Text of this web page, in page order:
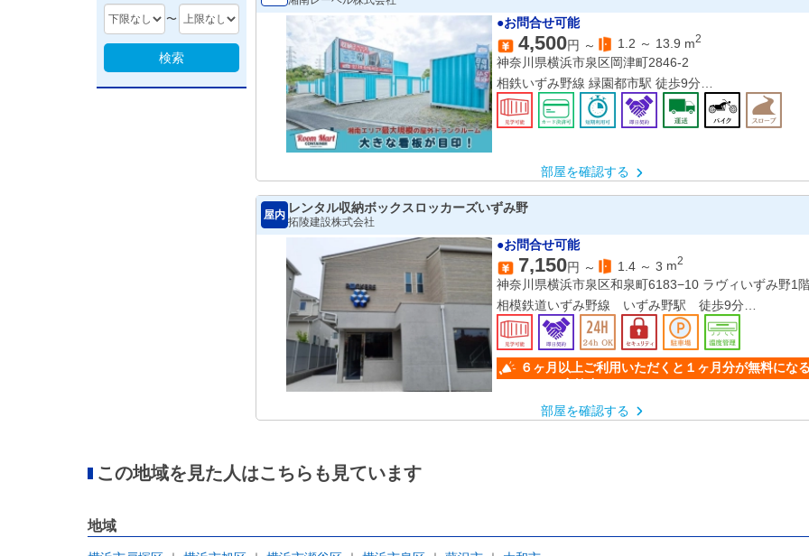
〜
検索
●お問合せ可能
4,500円 ～ 1.2 ～ 13.9 m2
神奈川県横浜市泉区岡津町2846-2
相鉄いずみ野線 緑園都市駅 徒歩9分
相鉄いずみ野線 弥生台駅 車で13分
JR東海道本線 戸塚駅 車で16分
部屋を確認する
屋内
レンタル収納ボックスロッカーズいずみ野
拓陵建設株式会社
●お問合せ可能
7,150円 ～ 1.4 ～ 3 m2
神奈川県横浜市泉区和泉町6183−10 ラヴィいずみ野1
相模鉄道いずみ野線 いずみ野駅 徒歩9分
相模鉄道いずみ野線 弥生台駅 徒歩14分
６ヶ月以上ご利用いただくと１ヶ月分が無料にな
部屋を確認する
この地域を見た人はこちらも見ています
地域